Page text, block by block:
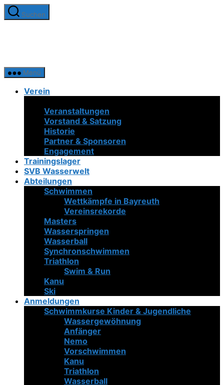
Zum
InhaltSuchen
Menü
Verein
Veranstaltungen
Vorstand & Satzung
Historie
Partner & Sponsoren
Engagement
Trainingslager
SVB Wasserwelt
Abteilungen
Schwimmen
Wettkämpfe in Bayreuth
Vereinsrekorde
Masters
Wasserspringen
Wasserball
Synchronschwimmen
Triathlon
Swim & Run
Kanu
Ski
Anmeldungen
Schwimmkurse Kinder & Jugendliche
Wassergewöhnung
Anfänger
Nemo
Vorschwimmen
Kanu
Triathlon
Wasserball